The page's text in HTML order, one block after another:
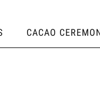
CACAO